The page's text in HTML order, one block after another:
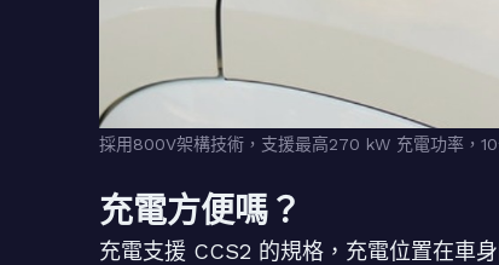
採用800V架構技術，支援最高270 kW 充電功率，
充電方便嗎？
充電支援 CCS2 的規格，充電位置在車